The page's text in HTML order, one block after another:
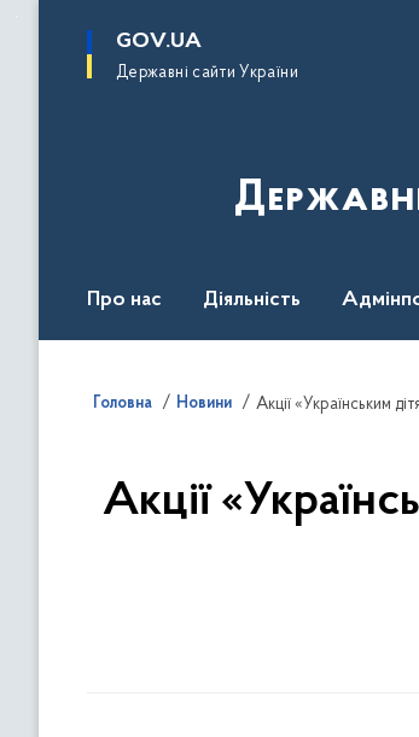
основного
GOV.UA
Державні сайти України
Про нас Діяльність
Головна Новини Акції «Українським
Акції